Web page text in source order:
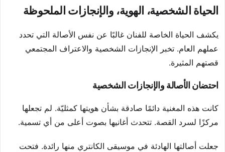
الحياة الشخصية، الهوية، والإنجازات الملحوظة
يكشف الحياة الخاصة للفنان غالبًا عن نفس الأصالة التي تحدد
عملهم العام. تخبر الإنجازات الشخصية والاعتراف المجتمعي
قصتهم المثيرة.
احتضان الأصالة والإنجازات الشخصية
كانت هذه المغنية دائمًا صادقة بشأن هويتها كمثليّة. لم تجعلها
مركزًا لسرد القصة. تتحدث أغانيها بصوت أعلى من أي تسمية.
جعلت أصالتها الهادئة في موسيقى الكانتري منها رائدة. فتحت